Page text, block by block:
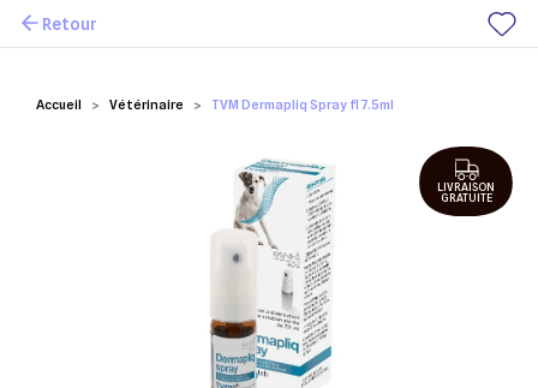
Mes favoris
Accueil Vétérinaire TVM Dermapliq Spray fl 7.5ml
Retour
LIVRAISON
GRATUITE